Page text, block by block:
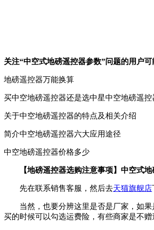
关注“中空式地磅遥控器参数”问题的用户
地磅遥控器万能换算
买中空地磅遥控器还是选中星中空地磅遥控
关于中空地磅遥控器的特点及相关介绍
简介中空地磅遥控器六大应用途径
中空地磅遥控器价格多少
【地磅遥控器选购注意事项】中空式
先在联系销售客服，然后去天猫旗舰店
当然，也要分辨这里是否是厂家，如果
买的时候可以勾选运费险，有些商家是不